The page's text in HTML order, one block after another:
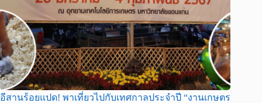
อีสานร้อยแปด! พาเที่ยวไปกับเทศกาลประจำปี “งานเกษตร